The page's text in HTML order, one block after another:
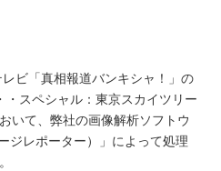
ビ「真相報道バンキシャ！」の
スペシャル：東京スカイツリー
いて、弊社の画像解析ソフトウ
ジレポーター）」によって処理